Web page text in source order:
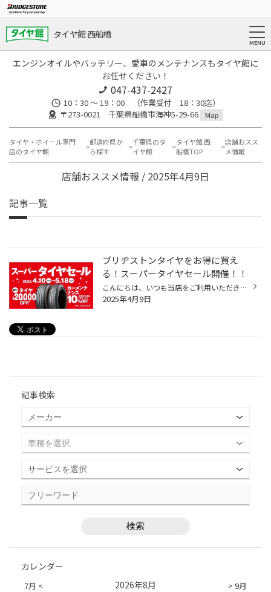
タイヤ館 西船橋
エンジンオイルやバッテリー、愛車のメンテナンスもタイヤ館に
お任せください！
047-437-2427
10：30 ～ 19：00 （作業受付 18：30迄）
〒273-0021 千葉県船橋市海神5-29-66
Map
タイヤ・ホイール専門
店のタイヤ館
都道府県か
ら探す
千葉県のタ
イヤ館
タイヤ館 西
船橋TOP
店舗おスス
メ情報
店舗おススメ情報 / 2025年4月9日
記事一覧
ブリヂストンタイヤをお得に買え
る！スーパータイヤセール開催！！
こんにちは、いつも当店をご利用いただきましてありがとうございます。 コクピット・タイヤ館では、ブリヂストンタイヤをお得に買える！スーパータイヤセールを開催いたします！ ブリヂストンのタイヤを4本ご購入で最大20,000OFF！ タイヤをお得にご購入頂けるチャンスです！ 夏タイヤの交換やスタ...
2025年4月9日
記事検索
カレンダー
7月 < > 9月
2026年8月